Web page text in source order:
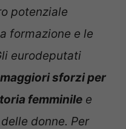
potenziale
formazione e le
eurodeputati
maggiori sforzi per
femminile e
donne. Per